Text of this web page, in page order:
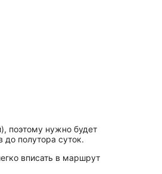
поэтому нужно будет
до полутора суток.
вписать в маршрут